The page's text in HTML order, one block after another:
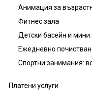
Анимация за
Фитнес зала
Детски басейн и мини
Ежедневно
Спортни занимания:
Платени услуги